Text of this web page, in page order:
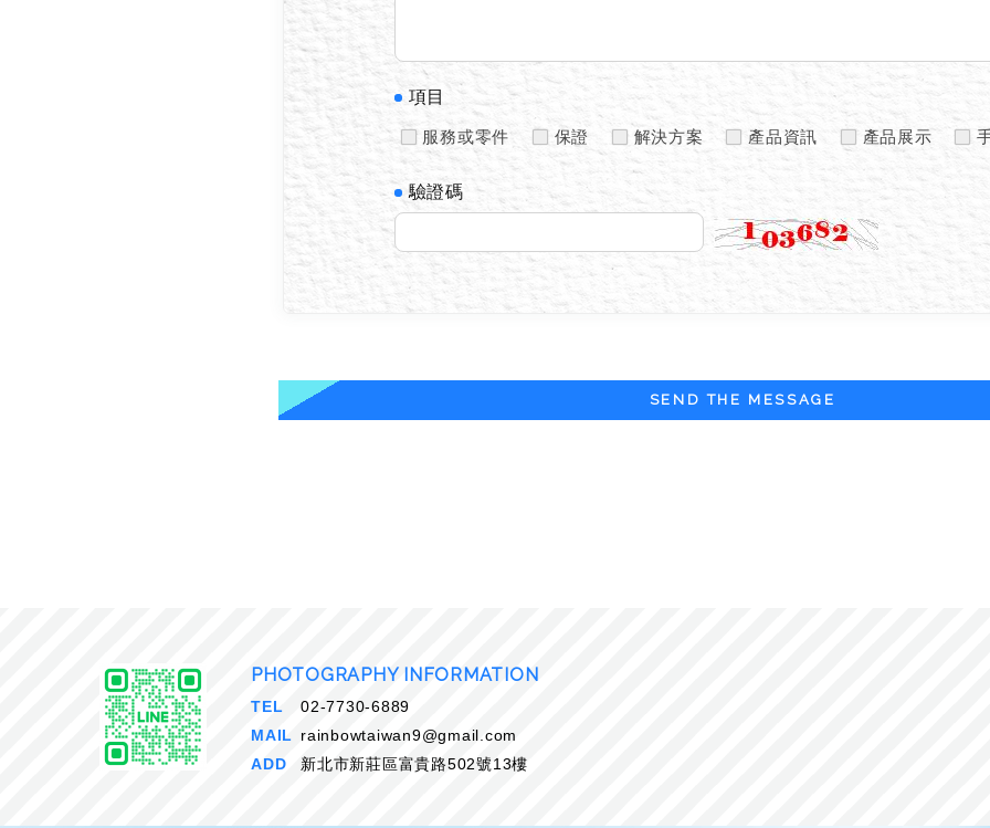
項目
服務或零件 保證 解決方案 產品資訊 產品展示
驗證碼
SEND THE MESSAGE
PHOTOGRAPHY INFORMATION
TEL
02-7730-6889
MAIL rainbowtaiwan9@gmail.com
ADD
新北市新莊區富貴路502號13樓